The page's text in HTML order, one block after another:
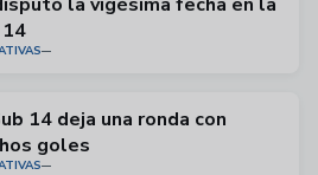
14 deja una ronda con
goles